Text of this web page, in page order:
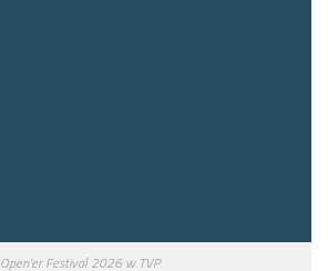
Open’er Festival 2026 w TVP